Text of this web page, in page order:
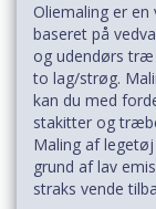
Oliemaling er
baseret på
og udendørs
to lag/strøg.
kan du med
stakitter og
Maling af
grund af lav
straks vende